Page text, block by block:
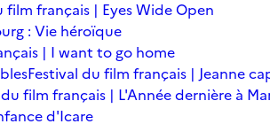
film français | Eyes Wide Open
: Vie héroïque
| I want to go home
Festival du film français | Jeanne
film français | L'Année dernière à
d'Icare